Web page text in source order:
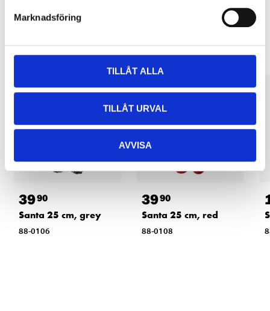
Marknadsföring
TILLÅT ALLA
TILLÅT URVAL
AVVISA
Other customers also bought
3990
Santa 25 cm, grey
88-0106
3990
Santa 25 cm, red
88-0108